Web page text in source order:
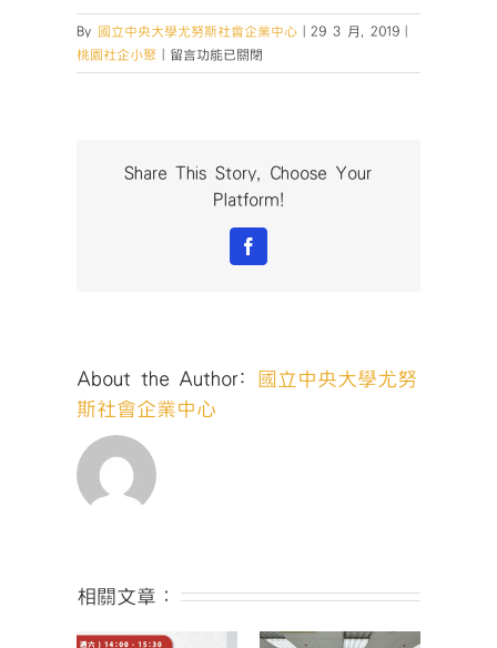
By 國立中央大學尤努斯社會企業中心 29 3 月, 2019
桃園社企小聚
在
〈【桃
小
留言功能已關閉
Share This Story, Choose Your
Platform!
Facebook
About the Author:
國立中央大學尤努
斯社會企業中心
相關文章：